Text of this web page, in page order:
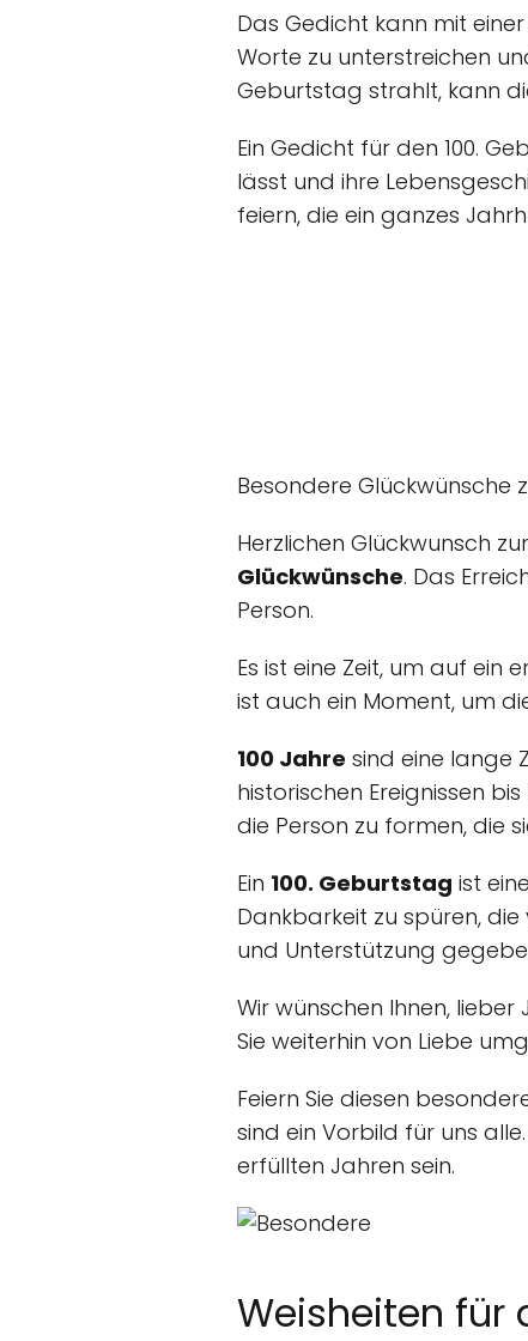
Das Gedicht kann mit
Worte zu unterstreichen
Geburtstag strahlt, kann
Ein Gedicht für den 100.
lässt und ihre
feiern, die ein ganzes
Besondere Glückwünsche
Herzlichen Glückwunsch
Glückwünsche. Das
Person.
Es ist eine Zeit, um auf ein
ist auch ein Moment, um
100 Jahre sind eine lange
historischen Ereignissen
die Person zu formen, die
Ein 100. Geburtstag ist
Dankbarkeit zu spüren, die
und Unterstützung
Wir wünschen Ihnen, lieber
Sie weiterhin von Liebe
Feiern Sie diesen
sind ein Vorbild für uns
erfüllten Jahren sein.
Weisheiten für